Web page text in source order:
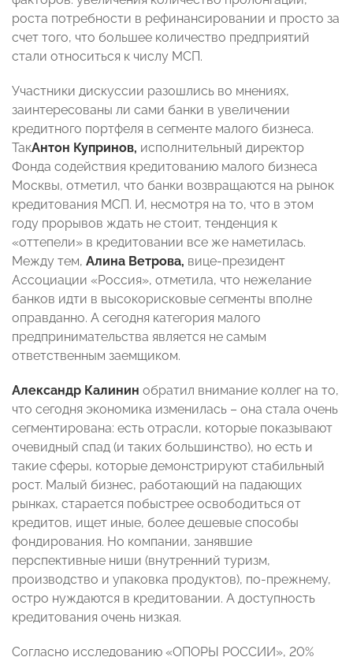
роста потребности в рефинансировании и просто за
счет того, что большее количество предприятий
стали относиться к числу МСП.
Участники дискуссии разошлись во мнениях,
заинтересованы ли сами банки в увеличении
кредитного портфеля в сегменте малого бизнеса.
ТакАнтон Купринов, исполнительный директор
Фонда содействия кредитованию малого бизнеса
Москвы, отметил, что банки возвращаются на рынок
кредитования МСП. И, несмотря на то, что в этом
году прорывов ждать не стоит, тенденция к
«оттепели» в кредитовании все же наметилась.
Между тем, Алина Ветрова, вице-президент
Ассоциации «Россия», отметила, что нежелание
банков идти в высокорисковые сегменты вполне
оправданно. А сегодня категория малого
предпринимательства является не самым
ответственным заемщиком.
Александр Калинин обратил внимание коллег на то,
что сегодня экономика изменилась – она стала очень
сегментирована: есть отрасли, которые показывают
очевидный спад (и таких большинство), но есть и
такие сферы, которые демонстрируют стабильный
рост. Малый бизнес, работающий на падающих
рынках, старается побыстрее освободиться от
кредитов, ищет иные, более дешевые способы
фондирования. Но компании, занявшие
перспективные ниши (внутренний туризм,
производство и упаковка продуктов), по-прежнему,
остро нуждаются в кредитовании. А доступность
кредитования очень низкая.
Согласно исследованию «ОПОРЫ РОССИИ», 20%